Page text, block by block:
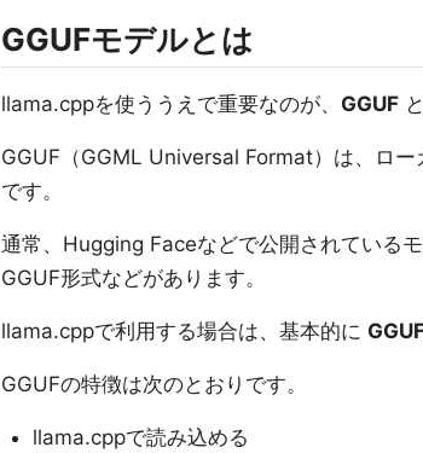
GGUFモデルとは
llama.cppを使ううえで重要なのが、 GGUF
GGUF（GGML Universal Format）は、ロ
です。
通常、Hugging Faceなどで公開されている
GGUF形式などがあります。
llama.cppで利用する場合は、基本的に
GGUFの特徴は次のとおりです。
llama.cppで読み込める